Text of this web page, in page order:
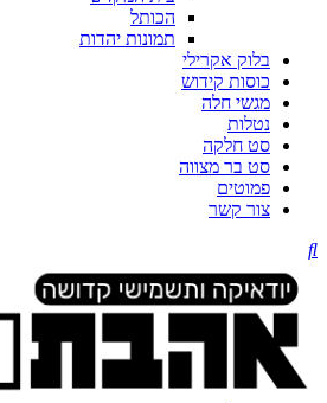
הכותל
תמונות יהדות
בלוק אקרילי
כוסות קידוש
מגשי חלה
נטלות
סט חלקה
סט בר מצווה
פמוטים
צור קשר